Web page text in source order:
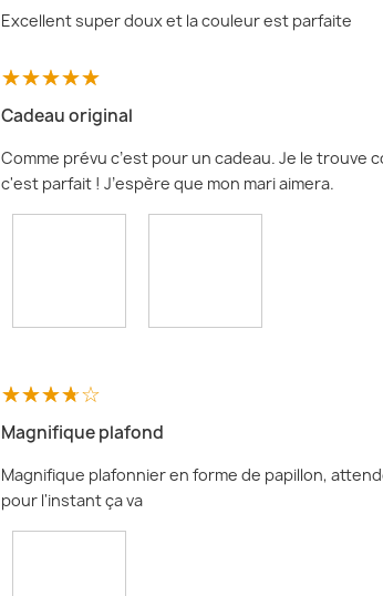
Excellent super doux et la couleur est parfaite
Cadeau original
Comme prévu c’est pour un cadeau. Je le
c'est parfait ! J’espère que mon mari aimera.
Magnifique plafond
Magnifique plafonnier en forme de papillon,
pour l'instant ça va